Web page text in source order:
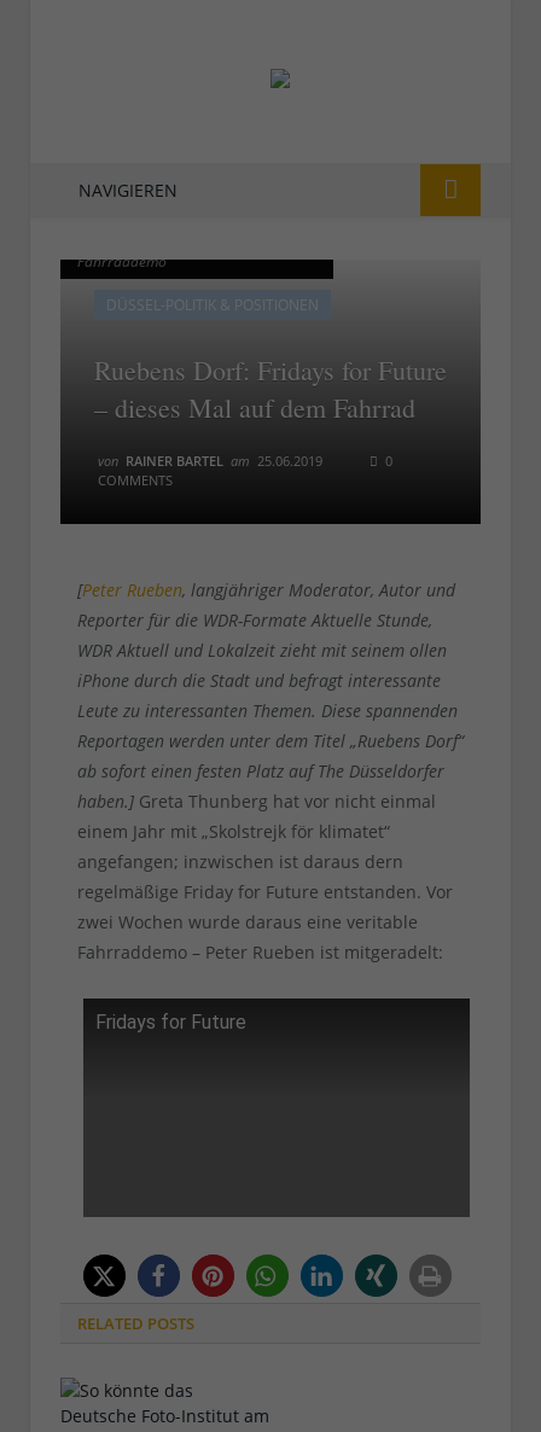
NAVIGIEREN
Fahrraddemo
DÜSSEL-POLITIK & POSITIONEN
Ruebens Dorf: Fridays for Future
– dieses Mal auf dem Fahrrad
von RAINER BARTEL am 25.06.2019
0
COMMENTS
Fahrraddemo
[Peter Rueben, langjähriger Moderator, Autor und
Reporter für die WDR-Formate Aktuelle Stunde,
WDR Aktuell und Lokalzeit zieht mit seinem ollen
iPhone durch die Stadt und befragt interessante
Leute zu interessanten Themen. Diese spannenden
Reportagen werden unter dem Titel „Ruebens Dorf“
ab sofort einen festen Platz auf The Düsseldorfer
haben.]Greta Thunberg hat vor nicht einmal
einem Jahr mit „Skolstrejk för klimatet“
angefangen; inzwischen ist daraus dern
regelmäßige Friday for Future entstanden. Vor
zwei Wochen wurde daraus eine veritable
Fahrraddemo – Peter Rueben ist mitgeradelt:
Fridays for Future
RELATED POSTS